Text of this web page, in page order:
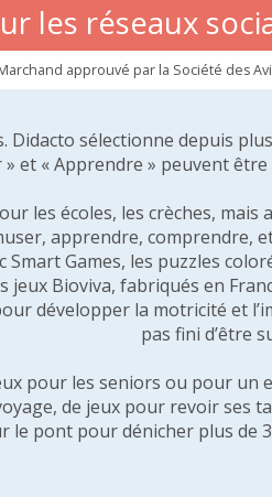
les réseaux
approuvé par la Société des
sélectionne depuis
» et « Apprendre » peuvent
les écoles, les crèches,
apprendre,
Smart Games, les puzzles
Bioviva, fabriqués en
développer la motricité et
pas fini d’être
pour les seniors ou pour
de jeux pour revoir
le pont pour dénicher plus de